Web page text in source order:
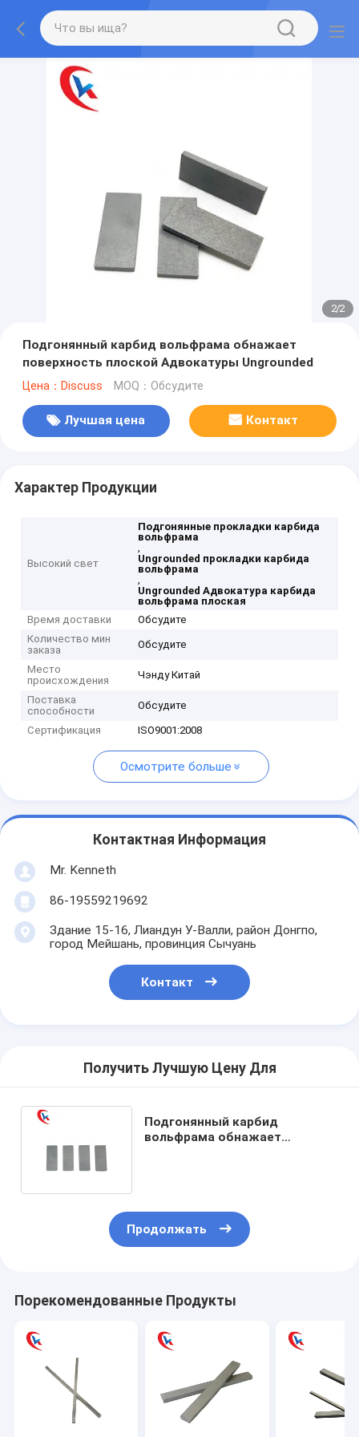
2/2
Подгонянный карбид вольфрама обнажает
поверхность плоской Адвокатуры Ungrounded
Цена：Discuss MOQ：Обсудите
Лучшая цена Контакт
Характер Продукции
Высокий свет
Подгонянные прокладки карбида
вольфрама
,
Ungrounded прокладки карбида
вольфрама
,
Ungrounded Адвокатура карбида
вольфрама плоская
Время доставки
Обсудите
Количество мин
заказа
Обсудите
Место
происхождения
Чэнду Китай
Поставка
способности
Обсудите
Сертификация ISO9001:2008
Осмотрите больше
Контактная Информация
Mr. Kenneth
86-19559219692
Здание 15-16, Лиандун У-Валли, район Донгпо,
город Мейшань, провинция Сычуань
Контакт
Получить Лучшую Цену Для
Подгонянный карбид
вольфрама обнажает
Продолжать
Порекомендованные Продукты